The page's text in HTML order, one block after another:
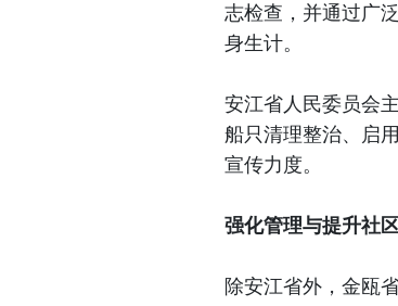
志检查，并通过广
身生计。
安江省人民委员会
船只清理整治、启
宣传力度。
强化管理与提升社
除安江省外，金瓯